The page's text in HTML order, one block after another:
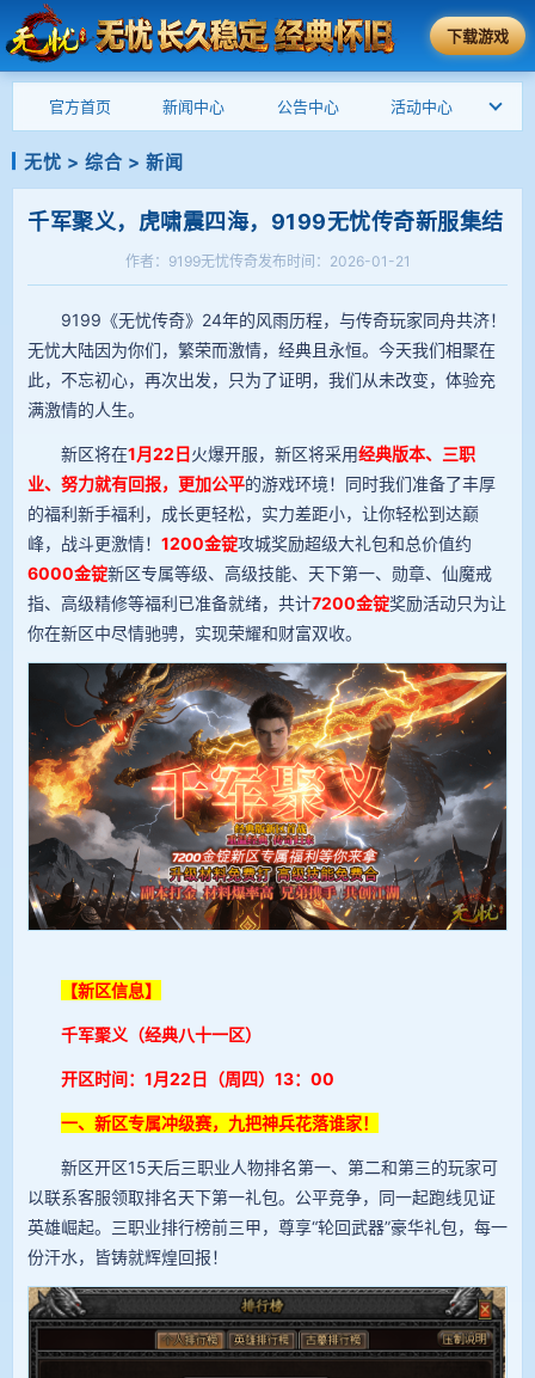
下载游戏
官方首页 新闻中心 公告中心 活动中心
无忧 > 综合 > 新闻
千军聚义，虎啸震四海，9199无忧传奇新服集结
作者：9199无忧传奇发布时间：2026-01-21
9199《无忧传奇》24年的风雨历程，与传奇玩家同舟共济！
无忧大陆因为你们，繁荣而激情，经典且永恒。今天我们相聚在
此，不忘初心，再次出发，只为了证明，我们从未改变，体验充
满激情的人生。
新区将在1月22日火爆开服，新区将采用经典版本、三职
业、努力就有回报，更加公平的游戏环境！同时我们准备了丰厚
的福利新手福利，成长更轻松，实力差距小，让你轻松到达巅
峰，战斗更激情！ 1200金锭攻城奖励超级大礼包和总价值约
6000金锭新区专属等级、高级技能、天下第一、勋章、仙魔戒
指、高级精修等福利已准备就绪，共计7200金锭奖励活动只为让
你在新区中尽情驰骋，实现荣耀和财富双收。
【新区信息】
千军聚义（经典八十一区）
开区时间：1月22日（周四）13：00
一、新区专属冲级赛，九把神兵花落谁家！
新区开区15天后三职业人物排名第一、第二和第三的玩家可
以联系客服领取排名天下第一礼包。公平竞争，同一起跑线见证
英雄崛起。三职业排行榜前三甲，尊享“轮回武器”豪华礼包，每一
份汗水，皆铸就辉煌回报！